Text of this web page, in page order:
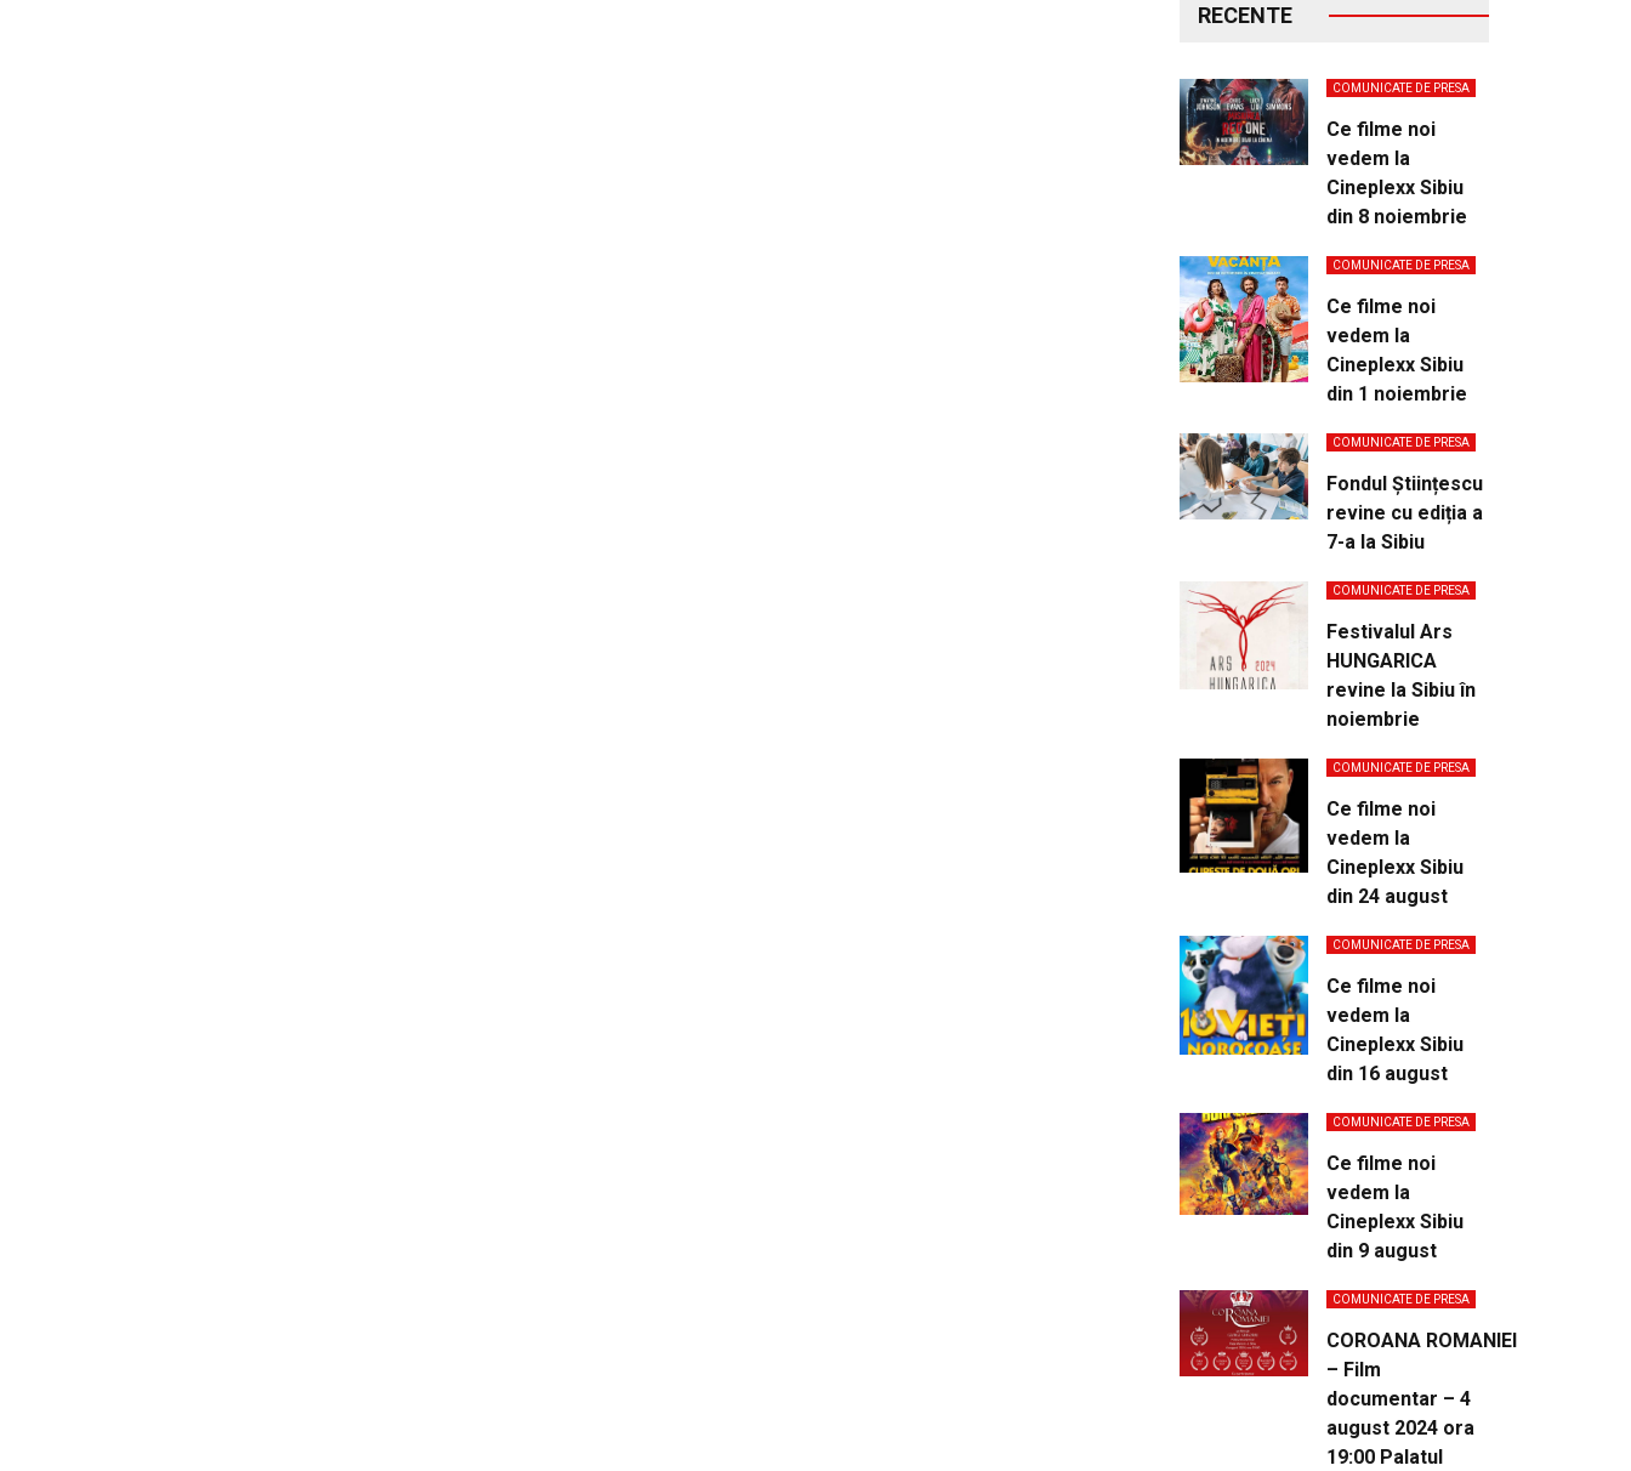
RECENTE
COMUNICATE DE PRESA
Ce filme noi
vedem la
Cineplexx Sibiu
din 8 noiembrie
COMUNICATE DE PRESA
Ce filme noi
vedem la
Cineplexx Sibiu
din 1 noiembrie
COMUNICATE DE PRESA
Fondul Științescu
revine cu ediția a
7-a la Sibiu
COMUNICATE DE PRESA
Festivalul Ars
HUNGARICA
revine la Sibiu în
noiembrie
COMUNICATE DE PRESA
Ce filme noi
vedem la
Cineplexx Sibiu
din 24 august
COMUNICATE DE PRESA
Ce filme noi
vedem la
Cineplexx Sibiu
din 16 august
COMUNICATE DE PRESA
Ce filme noi
vedem la
Cineplexx Sibiu
din 9 august
COMUNICATE DE PRESA
COROANA ROMANIEI
– Film
documentar – 4
august 2024 ora
19:00 Palatul